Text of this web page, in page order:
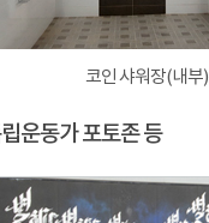
코인 샤워장(내부)
운동가 포토존 등